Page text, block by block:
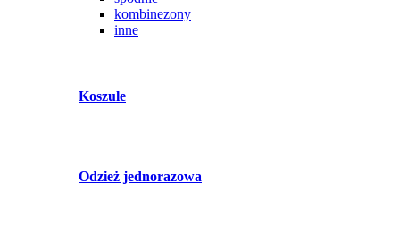
kombinezony
inne
Koszule
Odzież jednorazowa